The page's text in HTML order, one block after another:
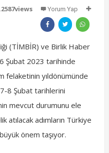
Yorum Yap
(TİMBİR) ve Birlik Haber
Şubat 2023 tarihinde
felaketinin yıldönümünde
8 Şubat tarihlerini
mevcut durumunu ele
atılacak adımların Türkiye
önem taşıyor.